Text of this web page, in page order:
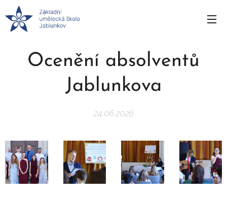
Ocenění absolventů
Jablunkova
24.06.2026